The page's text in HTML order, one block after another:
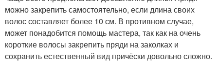
можно закрепить самостоятельно, если длина своих
волос составляет более 10 см. В противном случае,
может понадобится помощь мастера, так как на очень
короткие волосы закрепить пряди на заколках и
сохранить естественный вид причёски довольно сложно.